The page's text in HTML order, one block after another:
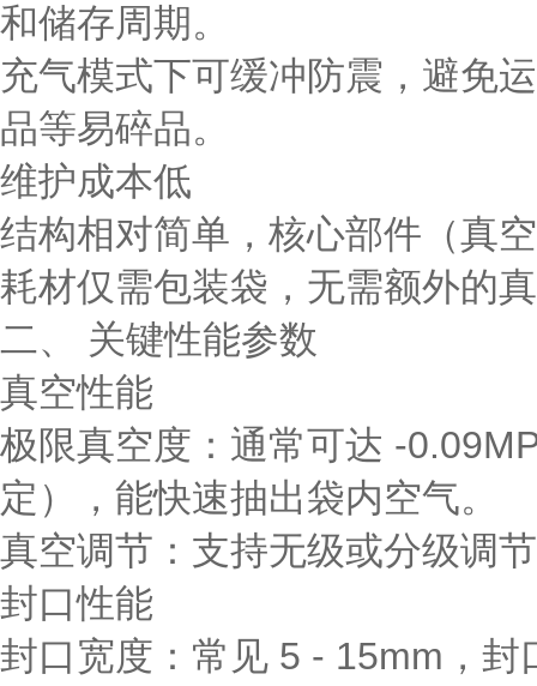
和储存周期。
充气模式下可缓冲防震，避免
品等易碎品。
维护成本低
结构相对简单，核心部件（真
耗材仅需包装袋，无需额外的
二、 关键性能参数
真空性能
极限真空度：通常可达 -
定），能快速抽出袋内空气。
真空调节：支持无级或分级调
封口性能
封口宽度：常见 5 - 15mm，